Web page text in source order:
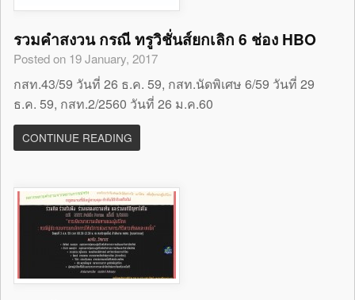
รวมคำสงวน กรณี ทรูวิชั่นส์ยกเลิก 6 ช่อง HBO
Posted on 19 January, 2017
กสท.43/59 วันที่ 26 ธ.ค. 59, กสท.นัดพิเศษ 6/59 วันที่ 29
ธ.ค. 59, กสท.2/2560 วันที่ 26 ม.ค.60
CONTINUE READING